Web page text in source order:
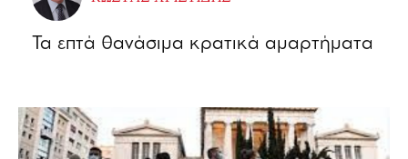
Τα επτά θανάσιμα κρατικά αμαρτήματα